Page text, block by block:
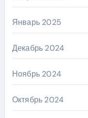
Январь 2025
Декабрь 2024
Ноябрь 2024
Октябрь 2024